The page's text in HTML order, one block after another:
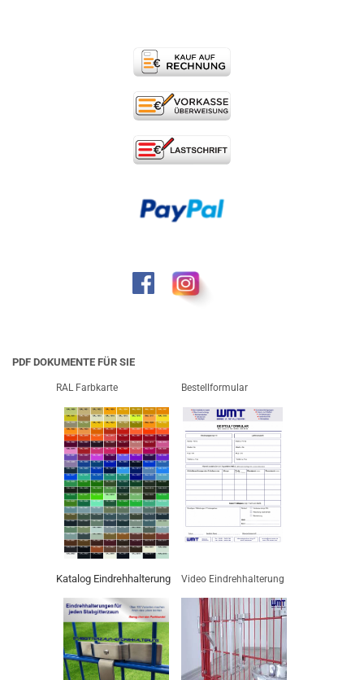
PDF DOKUMENTE FÜR SIE
RAL Farbkarte Bestellformular
Katalog Eindrehhalterung Video Eindrehhalterung